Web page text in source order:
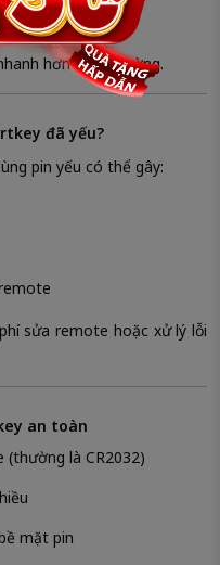
xe
hơn bình thường.
đã yếu?
pin yếu có thể gây:
sửa remote hoặc xử lý lỗi
an toàn
là CR2032)
mặt pin